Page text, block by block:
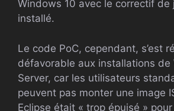
Windows 10 avec le correctif de
installé.
Le code PoC, cependant, s’est
défavorable aux installations de
Server, car les utilisateurs
peuvent pas monter une image
Eclipse était « trop épuisé »